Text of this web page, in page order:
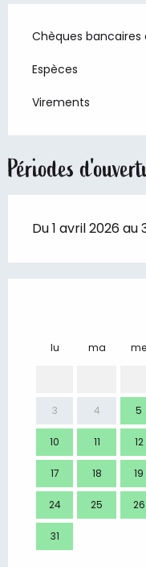
Chèques
Espèces
Virements
Périodes
Du 1 avril 2026
lu ma me
3 4 5
10 11 12
17 18 19
24 25 26
31